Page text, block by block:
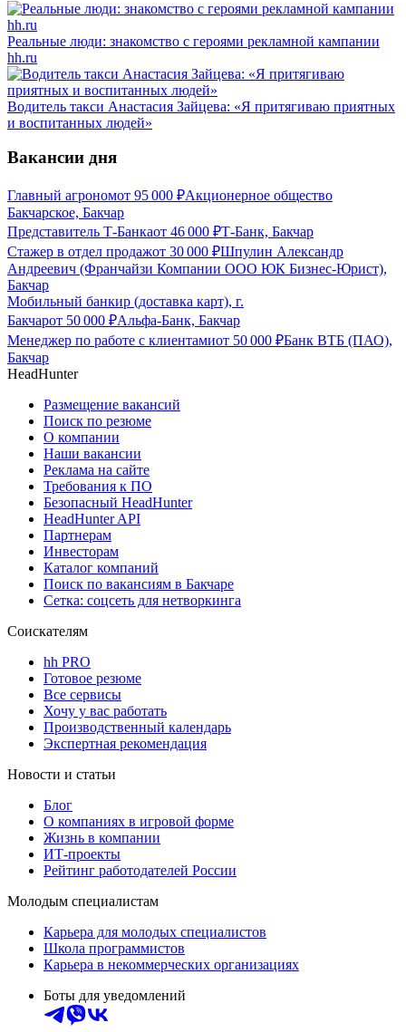
Реальные люди: знакомство с героями рекламной кампании
hh.ru
Водитель такси Анастасия Зайцева: «Я притягиваю приятных
и воспитанных людей»
Вакансии дня
Главный агрономот 95 000 ₽Акционерное общество
Бакчарское, Бакчар
Представитель Т-Банкаот 46 000 ₽Т-Банк, Бакчар
Стажер в отдел продажот 30 000 ₽Шпулин Александр
Андреевич (Франчайзи Компании ООО ЮК Бизнес-Юрист),
Бакчар
Мобильный банкир (доставка карт), г.
Бакчарот 50 000 ₽Альфа-Банк, Бакчар
Менеджер по работе с клиентамиот 50 000 ₽Банк ВТБ (ПАО),
Бакчар
HeadHunter
Размещение вакансий
Поиск по резюме
О компании
Наши вакансии
Реклама на сайте
Требования к ПО
Безопасный HeadHunter
HeadHunter API
Партнерам
Инвесторам
Каталог компаний
Поиск по вакансиям в Бакчаре
Сетка: соцсеть для нетворкинга
Соискателям
hh PRO
Готовое резюме
Все сервисы
Хочу у вас работать
Производственный календарь
Экспертная рекомендация
Новости и статьи
Блог
О компаниях в игровой форме
Жизнь в компании
ИТ-проекты
Рейтинг работодателей России
Молодым специалистам
Карьера для молодых специалистов
Школа программистов
Карьера в некоммерческих организациях
Боты для уведомлений